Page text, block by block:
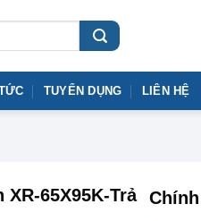
TUYỂN DỤNG LIÊN HỆ
65X95K-Trả